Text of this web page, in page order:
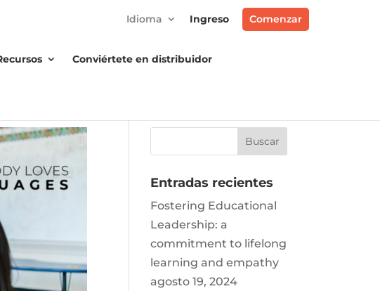
Idioma Ingreso Comenzar
Conviértete en distribuidor
Entradas recientes
Fostering Educational
Leadership: a
commitment to lifelong
learning and empathy
agosto 19, 2024